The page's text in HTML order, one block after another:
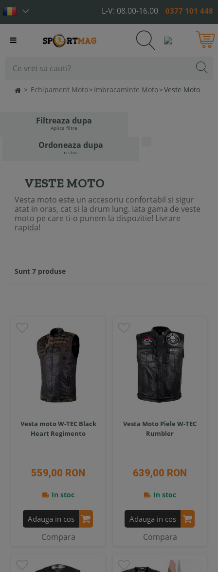
L-V: 08.00-16.00 0377 101 448
Toggle
> Echipament Moto> Imbracaminte Moto>Veste Moto
Filtreaza dupa
Aplica filtre
Ordoneaza dupa
In stoc.
VESTE MOTO
Vesta moto este un accesoriu confortabil si sigur
atat in oras, cat si la drum lung. Iata gama de veste
moto pe care ti-o punem la dispozitie! Livrare
rapida!
Sunt 7 produse
Vesta moto W-TEC Black
Heart Regimento
559,00 RON
In stoc
Adauga in cos
Compara
Vesta Moto Piele W-TEC
Rumbler
639,00 RON
In stoc
Adauga in cos
Compara